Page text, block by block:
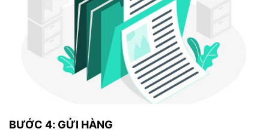
BƯỚC 4: GỬI HÀNG